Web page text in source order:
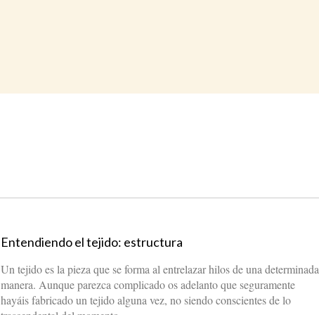
Entendiendo el tejido: estructura
Un tejido es la pieza que se forma al entrelazar hilos de una determinada
manera. Aunque parezca complicado os adelanto que seguramente
hayáis fabricado un tejido alguna vez, no siendo conscientes de lo